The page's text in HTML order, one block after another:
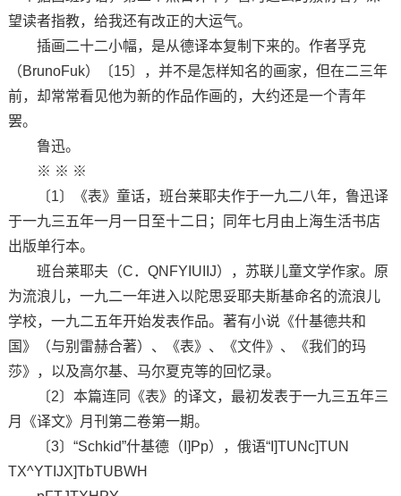
望读者指教，给我还有改正的大运气。
插画二十二小幅，是从德译本复制下来的。作者孚克
（BrunoFuk）〔15〕，并不是怎样知名的画家，但在二三年
前，却常常看见他为新的作品作画的，大约还是一个青年
罢。
鲁迅。
※ ※ ※
〔1〕《表》童话，班台莱耶夫作于一九二八年，鲁迅译
于一九三五年一月一日至十二日；同年七月由上海生活书店
出版单行本。
班台莱耶夫（C．QNFYIUIIJ），苏联儿童文学作家。原
为流浪儿，一九二一年进入以陀思妥耶夫斯基命名的流浪儿
学校，一九二五年开始发表作品。著有小说《什基德共和
国》（与别雷赫合著）、《表》、《文件》、《我们的玛
莎》，以及高尔基、马尔夏克等的回忆录。
〔2〕本篇连同《表》的译文，最初发表于一九三五年三
月《译文》月刊第二卷第一期。
〔3〕“Schkid”什基德（I]Pp），俄语“I]TUNc]TUN
TX^YTIJX]TbTUBWH